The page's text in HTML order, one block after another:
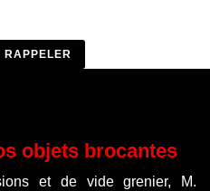
objets brocantes
et de vide grenier, M.